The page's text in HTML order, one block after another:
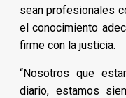
sean profesionales
el conocimiento
firme con la justicia.
“Nosotros que
diario, estamos